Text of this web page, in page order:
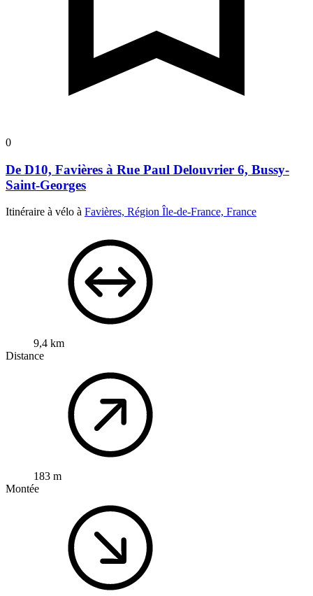
0
De D10, Favières à Rue Paul Delouvrier 6, Bussy-
Saint-Georges
Itinéraire à vélo à Favières, Région Île-de-France, France
9,4 km
Distance
183 m
Montée